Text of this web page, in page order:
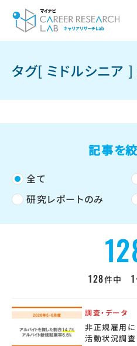
タグ[ ミドルシニア
記事を
全て
研究レポートのみ
128件中 1
調査・データ
非正規雇用
活動状況調査